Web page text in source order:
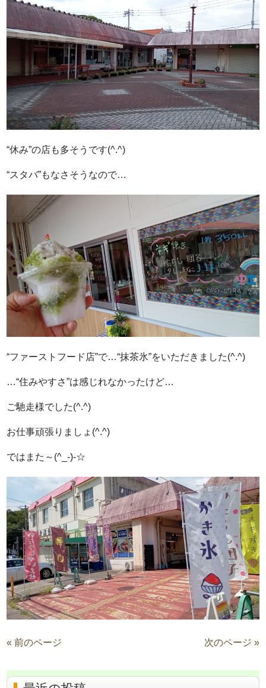
“休み”の店も多そうです(^.^)
“スタバ”もなさそうなので…
“ファーストフード店”で…“抹茶氷”をいただきました(^.^)
…“住みやすさ”は感じれなかったけど…
ご馳走様でした(^.^)
お仕事頑張りましょ(^.^)
ではまた～(^_-)-☆
« 前のページ 次のページ »